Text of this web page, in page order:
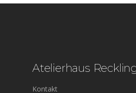
Atelierhaus
Kontakt